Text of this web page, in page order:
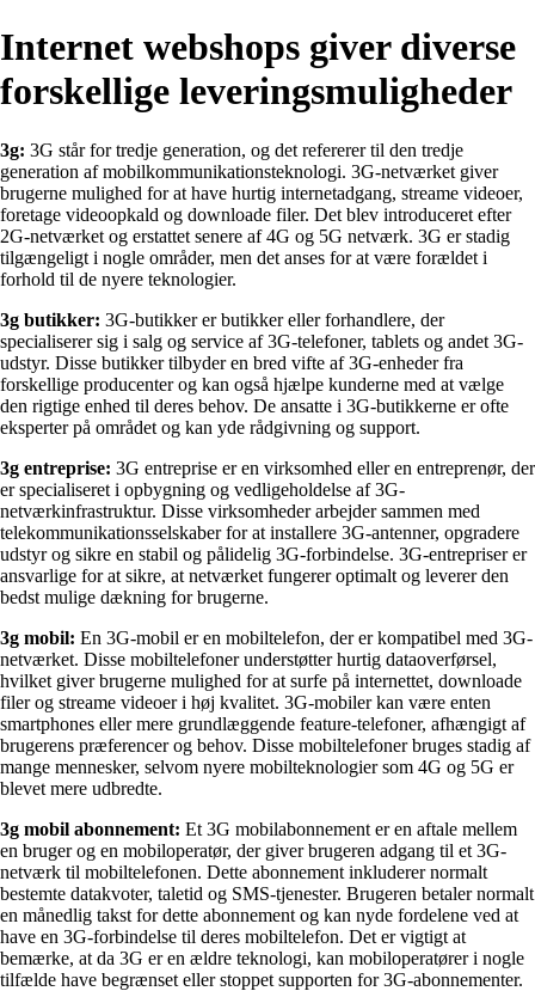
Internet webshops giver diverse
forskellige leveringsmuligheder
3g: 3G står for tredje generation, og det refererer til den tredje
generation af mobilkommunikationsteknologi. 3G-netværket giver
brugerne mulighed for at have hurtig internetadgang, streame videoer,
foretage videoopkald og downloade filer. Det blev introduceret efter
2G-netværket og erstattet senere af 4G og 5G netværk. 3G er stadig
tilgængeligt i nogle områder, men det anses for at være forældet i
forhold til de nyere teknologier.
3g butikker: 3G-butikker er butikker eller forhandlere, der
specialiserer sig i salg og service af 3G-telefoner, tablets og andet 3G-
udstyr. Disse butikker tilbyder en bred vifte af 3G-enheder fra
forskellige producenter og kan også hjælpe kunderne med at vælge
den rigtige enhed til deres behov. De ansatte i 3G-butikkerne er ofte
eksperter på området og kan yde rådgivning og support.
3g entreprise: 3G entreprise er en virksomhed eller en entreprenør, der
er specialiseret i opbygning og vedligeholdelse af 3G-
netværkinfrastruktur. Disse virksomheder arbejder sammen med
telekommunikationsselskaber for at installere 3G-antenner, opgradere
udstyr og sikre en stabil og pålidelig 3G-forbindelse. 3G-entrepriser er
ansvarlige for at sikre, at netværket fungerer optimalt og leverer den
bedst mulige dækning for brugerne.
3g mobil: En 3G-mobil er en mobiltelefon, der er kompatibel med 3G-
netværket. Disse mobiltelefoner understøtter hurtig dataoverførsel,
hvilket giver brugerne mulighed for at surfe på internettet, downloade
filer og streame videoer i høj kvalitet. 3G-mobiler kan være enten
smartphones eller mere grundlæggende feature-telefoner, afhængigt af
brugerens præferencer og behov. Disse mobiltelefoner bruges stadig af
mange mennesker, selvom nyere mobilteknologier som 4G og 5G er
blevet mere udbredte.
3g mobil abonnement: Et 3G mobilabonnement er en aftale mellem
en bruger og en mobiloperatør, der giver brugeren adgang til et 3G-
netværk til mobiltelefonen. Dette abonnement inkluderer normalt
bestemte datakvoter, taletid og SMS-tjenester. Brugeren betaler normalt
en månedlig takst for dette abonnement og kan nyde fordelene ved at
have en 3G-forbindelse til deres mobiltelefon. Det er vigtigt at
bemærke, at da 3G er en ældre teknologi, kan mobiloperatører i nogle
tilfælde have begrænset eller stoppet supporten for 3G-abonnementer.